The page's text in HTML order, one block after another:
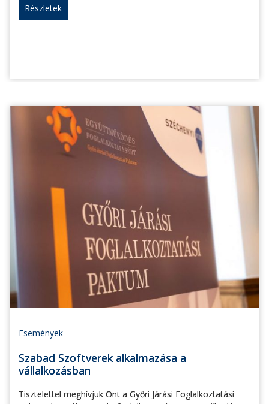
Részletek
Események
Szabad Szoftverek alkalmazása a
vállalkozásban
Tisztelettel meghívjuk Önt a Győri Járási Foglalkoztatási